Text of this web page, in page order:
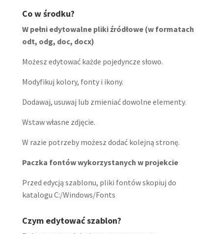
Co w środku?
W pełni edytowalne pliki źródłowe (w formatach
odt, odg, doc, docx)
Możesz edytować każde pojedyncze słowo.
Modyfikuj kolory, fonty i ikony.
Dodawaj, usuwaj lub zmieniać dowolne elementy.
Wstaw własne zdjęcie.
W razie potrzeby możesz dodać kolejną stronę.
Paczka fontów wykorzystanych w projekcie
Przed edycją szablonu, pliki fontów skopiuj do
katalogu C:/Windows/Fonts
Czym edytować szablon?